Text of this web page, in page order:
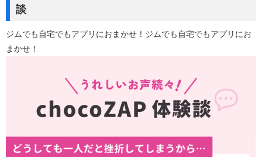
談
ジムでも自宅でもアプリにおまかせ！ジムでも自宅でもアプリにお
まかせ！